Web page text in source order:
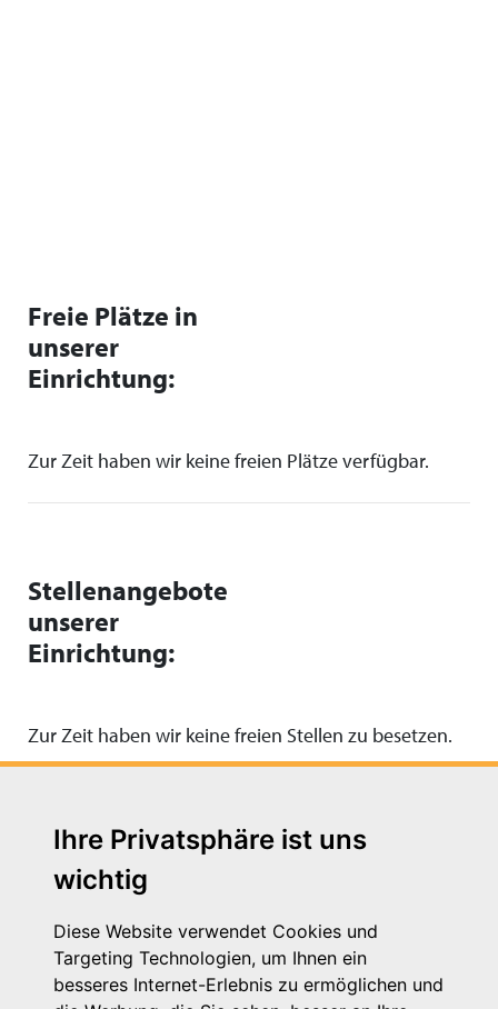
Ihre Privatsphäre ist uns
wichtig
Diese Website verwendet Cookies und
Targeting Technologien, um Ihnen ein
besseres Internet-Erlebnis zu ermöglichen und
Freie Plätze in
unserer
Einrichtung:
Zur Zeit haben wir keine freien Plätze verfügbar.
Stellenangebote
unserer
Einrichtung:
Zur Zeit haben wir keine freien Stellen zu besetzen.